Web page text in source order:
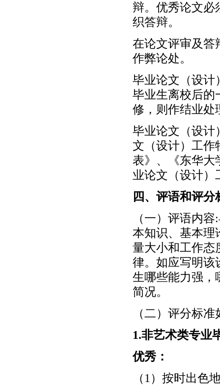
辩。优秀论文必
织答辩。
在论文评审及答
作弊论处。
毕业论文（设计
毕业生离校后的
修，则作结业处
毕业论文（设计
文（设计）工作
表》、《东华大
业论文（设计）
四、评语和评分
（一）评语内
本知识、基本理
量大小和工作态
律。如应写明该
生哪些能力强，
简况。
（二）评分标
1.非艺术类专业
优秀：
（1）按时出色